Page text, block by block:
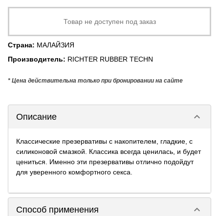
Товар не доступен под заказ
Страна: МАЛАЙЗИЯ
Производитель: RICHTER RUBBER TECHN
* Цена действительна только при бронировании на сайте
Описание keyboard_arrow_down
Классические презервативы с накопителем, гладкие, с
силиконовой смазкой. Классика всегда ценилась, и будет
цениться. Именно эти презервативы отлично подойдут
для уверенного комфортного секса.
Способ применения keyboard_arrow_down